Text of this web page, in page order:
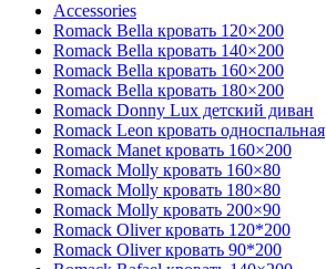
Accessories
Romack Bella кровать 120×200
Romack Bella кровать 140×200
Romack Bella кровать 160×200
Romack Bella кровать 180×200
Romack Donny Lux детский диван
Romack Leon кровать односпальная
Romack Manet кровать 160×200
Romack Molly кровать 160×80
Romack Molly кровать 180×80
Romack Molly кровать 200×90
Romack Oliver кровать 120*200
Romack Oliver кровать 90*200